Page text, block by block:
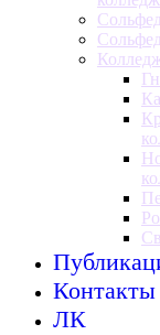
Контакты
ЛК